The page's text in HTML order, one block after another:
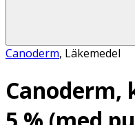
Canoderm, Läkemedel
Canoderm,